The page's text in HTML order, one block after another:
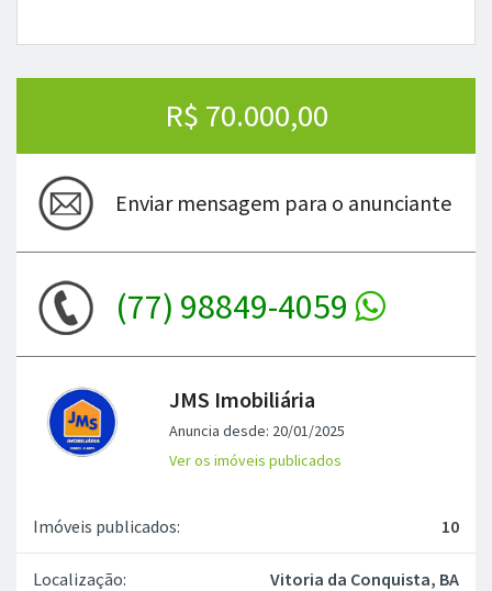
R$ 70.000,00
Enviar mensagem para o anunciante
(77) 98849-4059
JMS Imobiliária
Anuncia desde: 20/01/2025
Ver os imóveis publicados
Imóveis publicados: 10
Localização: Vitoria da Conquista, BA